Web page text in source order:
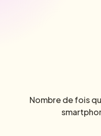
Nombre de fois